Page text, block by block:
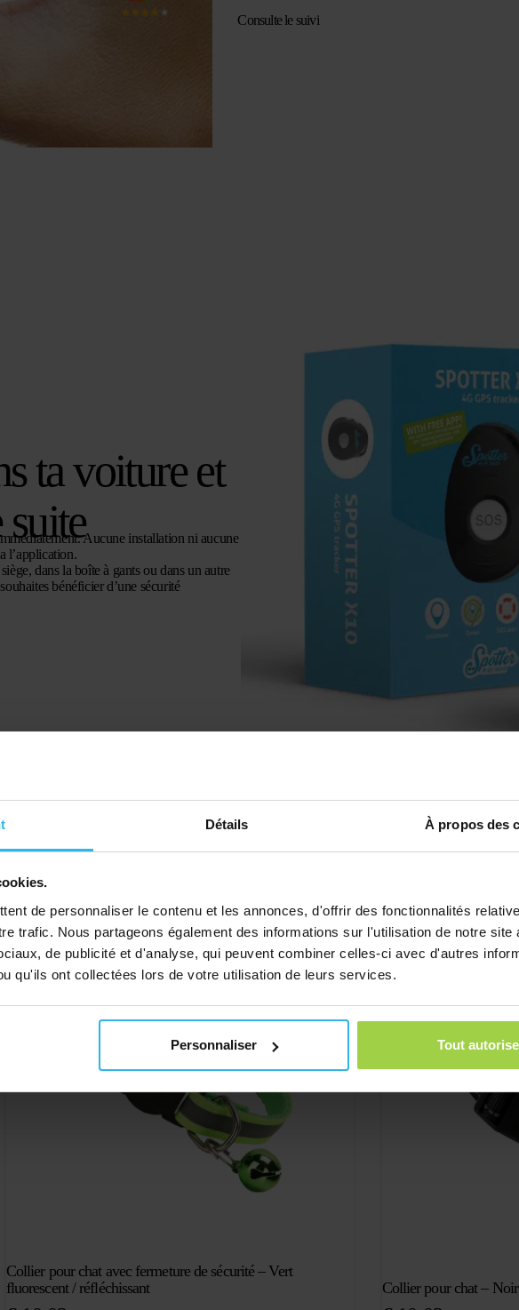
Détails À propos des
de personnaliser le contenu et les annonces, d'offrir des fonctionnalités
trafic. Nous partageons également des informations sur l'utilisation de notre site
de publicité et d'analyse, qui peuvent combiner celles-ci avec d'autres
qu'ils ont collectées lors de votre utilisation de leurs services.
Personnaliser Tout
Consulte le suivi
ta voiture et
Aucune installation ni aucune
l’application.
dans la boîte à gants ou dans un autre
bénéficier d’une sécurité
Collier pour chat avec fermeture de sécurité – Vert
fluorescent / réfléchissant
Collier pour chat – Noir